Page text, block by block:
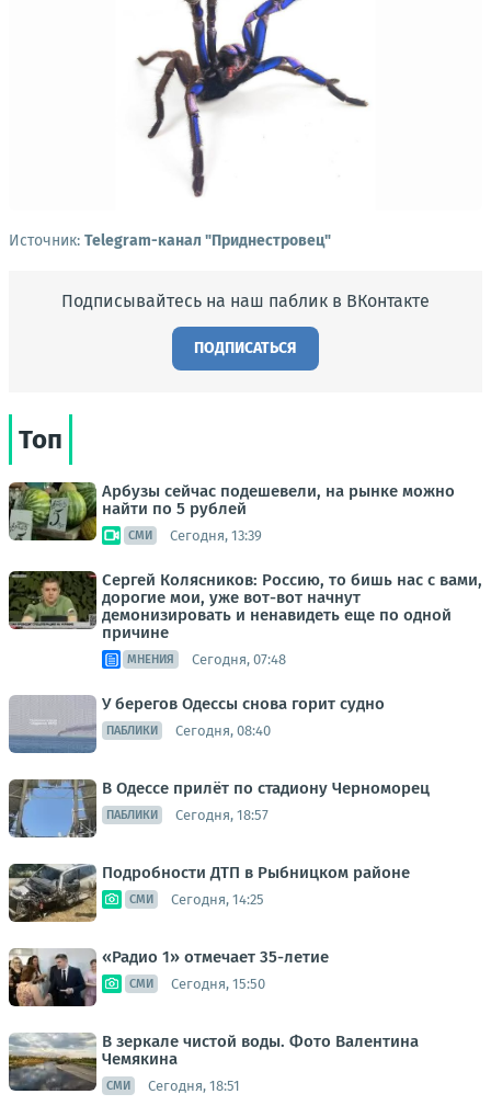
Источник: Telegram-канал "Приднестровец"
Подписывайтесь на наш паблик в ВКонтакте
ПОДПИСАТЬСЯ
Топ
Арбузы сейчас подешевели, на рынке можно
найти по 5 рублей
СМИ Сегодня, 13:39
Сергей Колясников: Россию, то бишь нас с вами,
дорогие мои, уже вот-вот начнут
демонизировать и ненавидеть еще по одной
причине
МНЕНИЯ Сегодня, 07:48
У берегов Одессы снова горит судно
ПАБЛИКИ Сегодня, 08:40
В Одессе прилёт по стадиону Черноморец
ПАБЛИКИ Сегодня, 18:57
Подробности ДТП в Рыбницком районе
СМИ Сегодня, 14:25
«Радио 1» отмечает 35-летие
СМИ Сегодня, 15:50
В зеркале чистой воды. Фото Валентина
Чемякина
СМИ Сегодня, 18:51